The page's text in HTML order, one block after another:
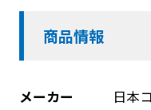
商品情報
メーカー 日本